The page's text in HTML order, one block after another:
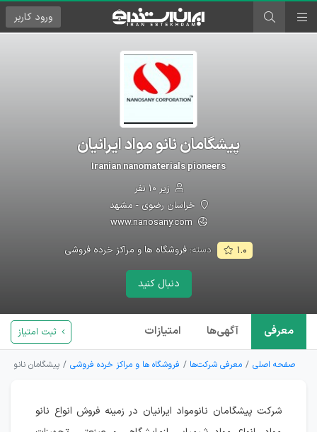
ورود کاربر
پیشگامان نانو مواد ایرانیان
Iranian nanomaterials pioneers
زیر ۱۰ نفر
خراسان رضوی - مشهد
www.nanosany.com
۱.۰ دسته: فروشگاه ها و مراکز خرده فروشی
دنبال کنید
معرفی آگهی‌ها امتیازات ثبت امتیاز
صفحه اصلی معرفی شرکت‌ها فروشگاه ها و مراکز خرده فروشی پیشگامان نانو
شرکت پیشگامان نانومواد ایرانیان در زمینه فروش انواع نانو